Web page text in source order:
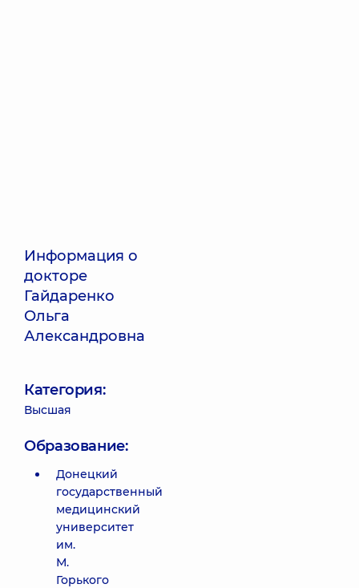
Информация о
докторе
Гайдаренко
Ольга
Александровна
Категория:
Высшая
Образование:
Донецкий
государственный
медицинский
университет
им.
М.
Горького